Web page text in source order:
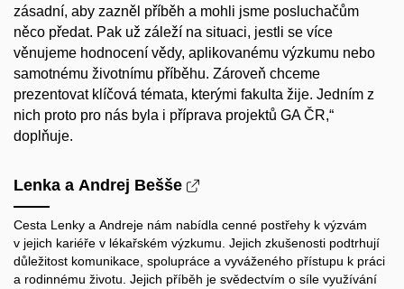
zásadní, aby zazněl příběh a mohli jsme posluchačům
něco předat. Pak už záleží na situaci, jestli se více
věnujeme hodnocení vědy, aplikovanému výzkumu nebo
samotnému životnímu příběhu. Zároveň chceme
prezentovat klíčová témata, kterými fakulta žije. Jedním z
nich proto pro nás byla i příprava projektů GA ČR,“
doplňuje.
Lenka a Andrej Bešše
Cesta Lenky a Andreje nám nabídla cenné postřehy k výzvám
v jejich kariéře v lékařském výzkumu. Jejich zkušenosti podtrhují
důležitost komunikace, spolupráce a vyváženého přístupu k práci
a rodinnému životu. Jejich příběh je svědectvím o síle využívání